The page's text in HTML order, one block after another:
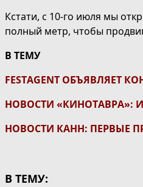
Кстати, с 10-го июля мы
полный метр, чтобы
В ТЕМУ
FESTAGENT
НОВОСТИ «КИНОТАВРА»:
НОВОСТИ КАНН: ПЕРВЫЕ
В ТЕМУ: